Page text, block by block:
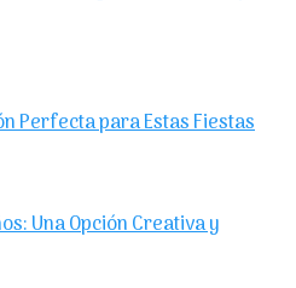
Perfecta para Estas Fiestas
Una Opción Creativa y